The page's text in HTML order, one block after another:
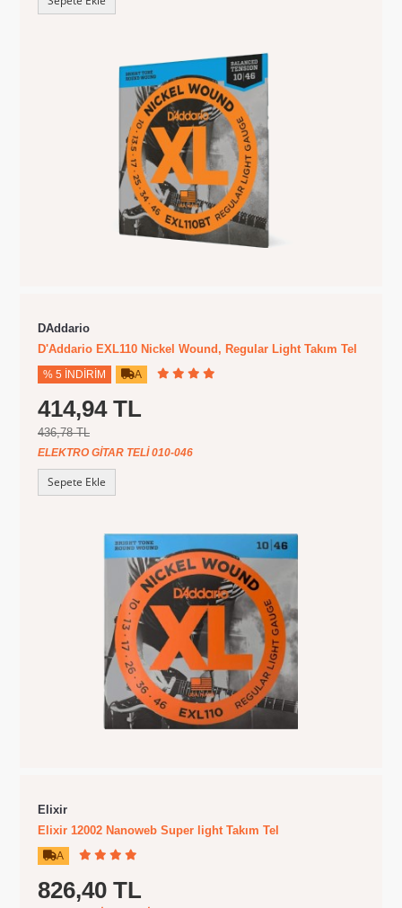
DAddario
D'Addario EXL110 Nickel Wound, Regular Light Takım Tel
% 5 İNDIRIM A
414,94 TL
436,78 TL
ELEKTRO GITAR TELI 010-046
Sepete Ekle
Elixir
Elixir 12002 Nanoweb Super light Takım Tel
A
826,40 TL